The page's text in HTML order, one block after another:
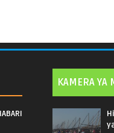
KAMERA YA